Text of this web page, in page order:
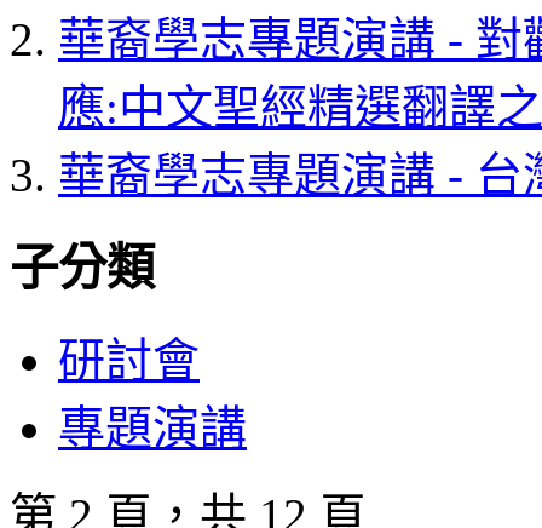
華裔學志專題演講 -
應:中文聖經精選翻譯
華裔學志專題演講 -
子分類
研討會
專題演講
第 2 頁，共 12 頁